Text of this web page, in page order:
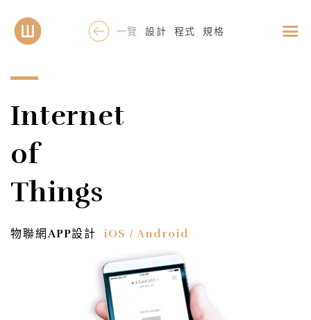
一覽 設計 程式 規格
Internet
of
Things
物聯網APP設計 iOS / Android